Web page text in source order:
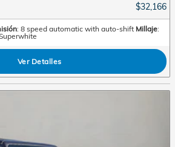
$32,166
: 8 speed automatic with auto-shift Millaje:
Ver Detalles